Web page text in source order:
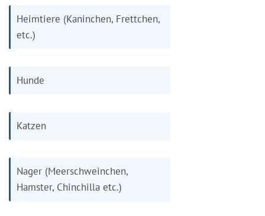
Heimtiere (Kaninchen, Frettchen,
etc.)
Hunde
Katzen
Nager (Meerschweinchen,
Hamster, Chinchilla etc.)